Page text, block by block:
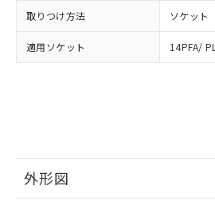
取りつけ方法 ソケット
適用ソケット 14PFA/
外形図
および当社の共同利用
品・サービスに関す
引・商談に必要な範囲
をご了承ください。
下記の非含有証明書をダウン
また、RoHS指令のフタル
物質の対応では、対応完了ま
荷製品に未対応品が混在する